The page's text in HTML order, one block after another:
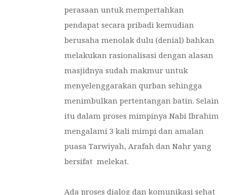
perasaan untuk mempertahkan
pendapat secara pribadi kemudian
berusaha menolak dulu (denial) bahkan
melakukan rasionalisasi dengan alasan
masjidnya sudah makmur untuk
menyelenggarakan qurban sehingga
menimbulkan pertentangan batin. Selain
itu dalam proses mimpinya Nabi Ibrahim
mengalami 3 kali mimpi dan amalan
puasa Tarwiyah, Arafah dan Nahr yang
bersifat melekat.
Ada proses dialog dan komunikasi sehat